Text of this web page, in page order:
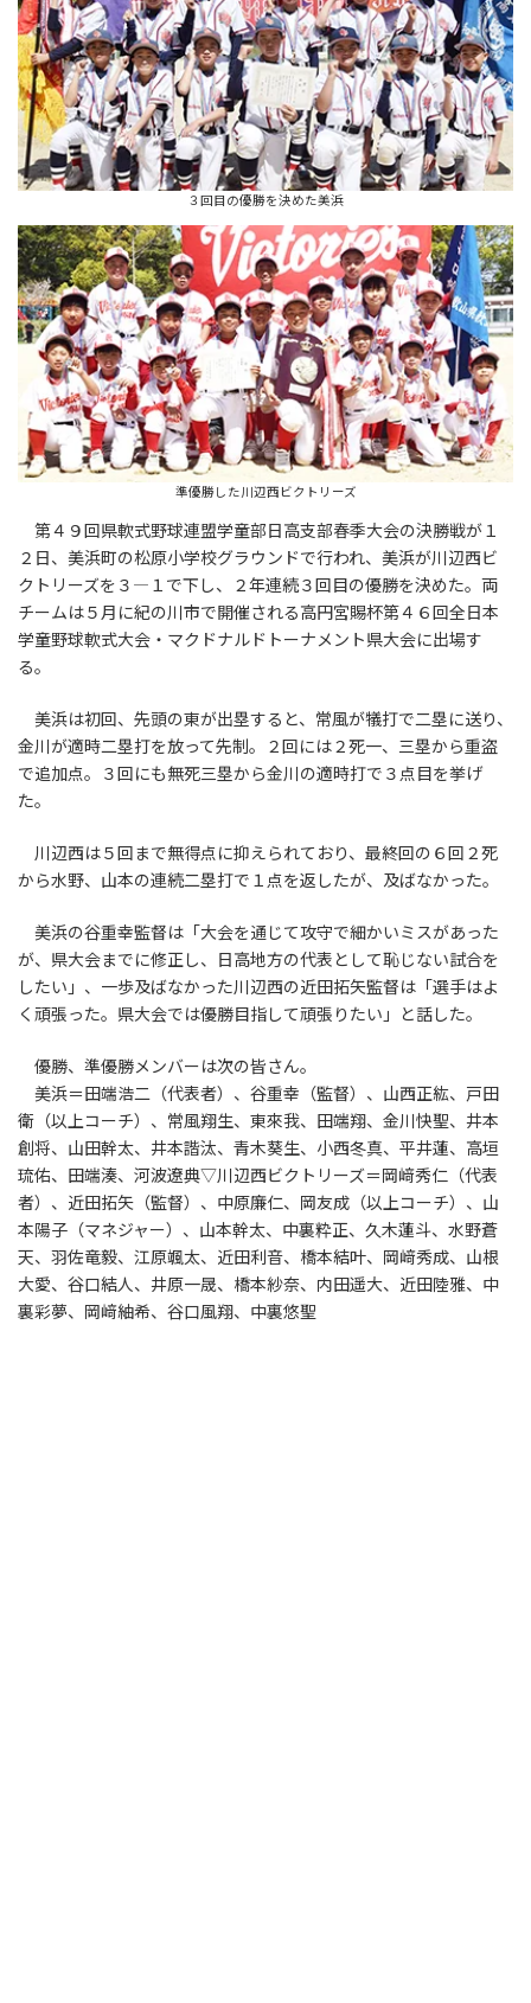
３回目の優勝を決めた美浜
準優勝した川辺西ビクトリーズ
第４９回県軟式野球連盟学童部日高支部春季大会の決勝戦が１
２日、美浜町の松原小学校グラウンドで行われ、美浜が川辺西ビ
クトリーズを３―１で下し、２年連続３回目の優勝を決めた。両
チームは５月に紀の川市で開催される高円宮賜杯第４６回全日本
学童野球軟式大会・マクドナルドトーナメント県大会に出場す
る。
美浜は初回、先頭の東が出塁すると、常風が犠打で二塁に送り、
金川が適時二塁打を放って先制。２回には２死一、三塁から重盗
で追加点。３回にも無死三塁から金川の適時打で３点目を挙げ
た。
川辺西は５回まで無得点に抑えられており、最終回の６回２死
から水野、山本の連続二塁打で１点を返したが、及ばなかった。
美浜の谷重幸監督は「大会を通じて攻守で細かいミスがあった
が、県大会までに修正し、日高地方の代表として恥じない試合を
したい」、一歩及ばなかった川辺西の近田拓矢監督は「選手はよ
く頑張った。県大会では優勝目指して頑張りたい」と話した。
優勝、準優勝メンバーは次の皆さん。
美浜＝田端浩二（代表者）、谷重幸（監督）、山西正紘、戸田
衛（以上コーチ）、常風翔生、東來我、田端翔、金川快聖、井本
創将、山田幹太、井本諧汰、青木葵生、小西冬真、平井蓮、高垣
琉佑、田端湊、河波遼典▽川辺西ビクトリーズ＝岡﨑秀仁（代表
者）、近田拓矢（監督）、中原廉仁、岡友成（以上コーチ）、山
本陽子（マネジャー）、山本幹太、中裏粋正、久木蓮斗、水野蒼
天、羽佐竜毅、江原颯太、近田利音、橋本結叶、岡﨑秀成、山根
大愛、谷口結人、井原一晟、橋本紗奈、内田遥大、近田陸雅、中
裏彩夢、岡﨑紬希、谷口風翔、中裏悠聖